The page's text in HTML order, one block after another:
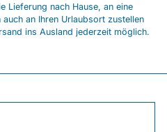
Lieferung nach Hause, an eine
an Ihren Urlaubsort zustellen
ins Ausland jederzeit möglich.